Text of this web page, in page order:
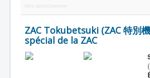
More Joomla Extensions
ZAC Tokubetsuki (ZAC 特別
spécial de la ZAC